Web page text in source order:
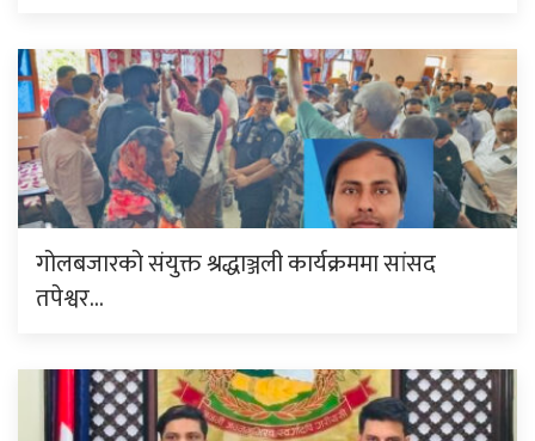
गोलबजारको संयुक्त श्रद्धाञ्जली कार्यक्रममा सांसद
तपेश्वर…